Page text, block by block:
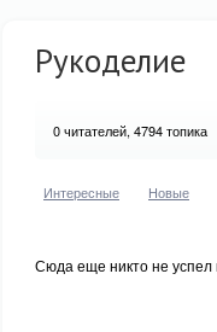
Рукоделие
0читателей, 4794 топика
Интересные Новые
Сюда еще никто не успел